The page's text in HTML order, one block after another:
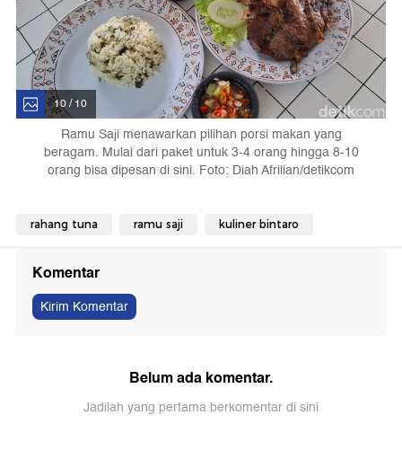
10 / 10
Ramu Saji menawarkan pilihan porsi makan yang
beragam. Mulai dari paket untuk 3-4 orang hingga 8-10
orang bisa dipesan di sini. Foto: Diah Afrilian/detikcom
rahang tuna ramu saji kuliner bintaro
Komentar
Kirim Komentar
Belum ada komentar.
Jadilah yang pertama berkomentar di sini